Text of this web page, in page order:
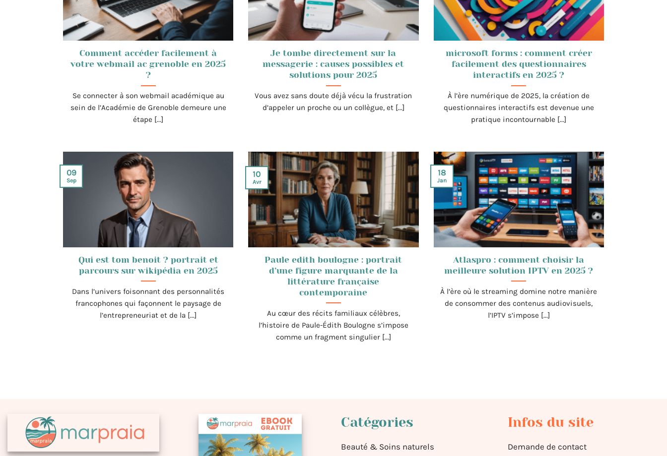
Comment accéder facilement à
votre webmail ac grenoble en 2025
?
Se connecter à son webmail académique au
sein de l’Académie de Grenoble demeure une
étape [...]
Je tombe directement sur la
messagerie : causes possibles et
solutions pour 2025
Vous avez sans doute déjà vécu la frustration
d’appeler un proche ou un collègue, et [...]
microsoft forms : comment créer
facilement des questionnaires
interactifs en 2025 ?
À l’ère numérique de 2025, la création de
questionnaires interactifs est devenue une
pratique incontournable [...]
Qui est tom benoit ? portrait et
parcours sur wikipédia en 2025
Dans l’univers foisonnant des personnalités
francophones qui façonnent le paysage de
l’entrepreneuriat et de la [...]
09
Sep
Paule edith boulogne : portrait
d’une figure marquante de la
littérature française
contemporaine
Au cœur des récits familiaux célèbres,
l’histoire de Paule-Édith Boulogne s’impose
comme un fragment singulier [...]
10
Avr
Atlaspro : comment choisir la
meilleure solution IPTV en 2025 ?
À l’ère où le streaming domine notre manière
de consommer des contenus audiovisuels,
l’IPTV s’impose [...]
18
Jan
Catégories
Beauté & Soins naturels
Infos du site
Demande de contact